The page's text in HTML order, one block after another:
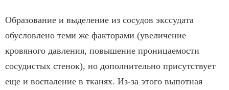
Образование и выделение из сосудов экссудата
обусловлено теми же факторами (увеличение
кровяного давления, повышение проницаемости
сосудистых стенок), но дополнительно присутствует
еще и воспаление в тканях. Из-за этого выпотная